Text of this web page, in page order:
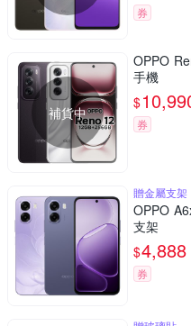
券
補貨中
OPPO
手機
$
券
贈金屬支架
OPPO
支架
$4,888
券